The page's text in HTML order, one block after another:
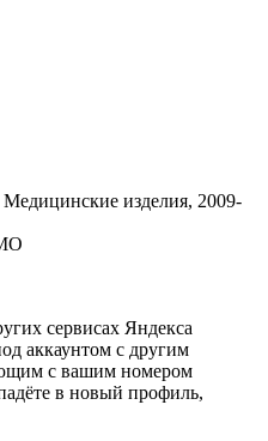
изделия, 2009-
сервисах Яндекса
аккаунтом с другим
с вашим номером
в новый профиль,